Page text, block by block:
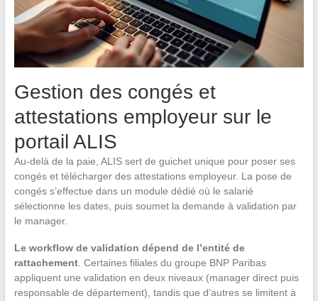
Gestion des congés et
attestations employeur sur le
portail ALIS
Au-delà de la paie, ALIS sert de guichet unique pour poser ses
congés et télécharger des attestations employeur. La pose de
congés s’effectue dans un module dédié où le salarié
sélectionne les dates, puis soumet la demande à validation par
le manager.
Le workflow de validation dépend de l’entité de
rattachement. Certaines filiales du groupe BNP Paribas
appliquent une validation en deux niveaux (manager direct puis
responsable de département), tandis que d’autres se limitent à